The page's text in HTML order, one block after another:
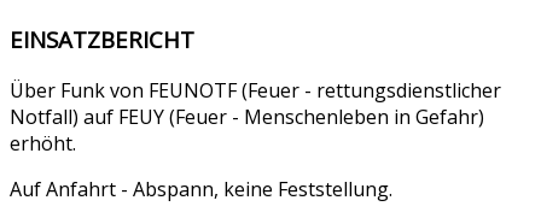
EINSATZBERICHT
Über Funk von FEUNOTF (Feuer - rettungsdienstlicher
Notfall) auf FEUY (Feuer - Menschenleben in Gefahr)
erhöht.
Auf Anfahrt - Abspann, keine Feststellung.